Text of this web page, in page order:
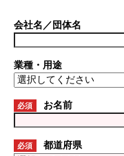
会社名／団体名
業種・用途
必須 お名前
必須 都道府県